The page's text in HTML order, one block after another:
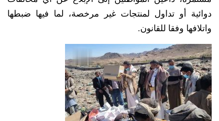
دوائية أو تداول لمنتجات غير مرخصة، لما فيها ضبطها
واتلافها وفقا للقانون.